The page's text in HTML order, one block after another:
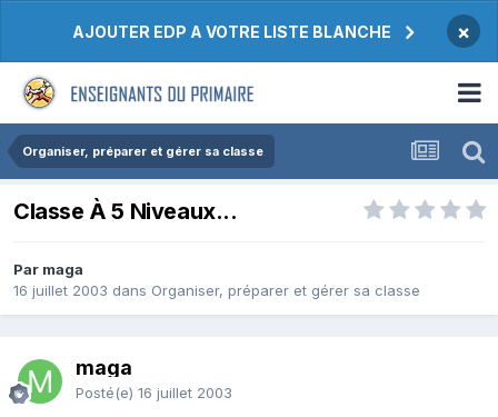
AJOUTER EDP A VOTRE LISTE BLANCHE ×
Organiser, préparer et gérer sa classe
Classe À 5 Niveaux...
Par maga
16 juillet 2003 dans Organiser, préparer et gérer sa classe
maga
Posté(e) 16 juillet 2003